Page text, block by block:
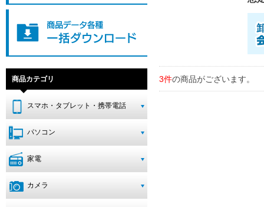
商品カテゴリ
スマホ・タブレット・携帯電話
パソコン
家電
カメラ
3件の商品がございます。